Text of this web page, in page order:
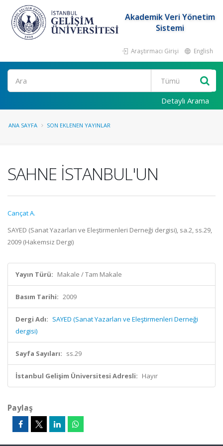
Akademik Veri Yönetim
Sistemi
Araştırmacı Girişi English
Ara
Detaylı Arama
ANA SAYFA SON EKLENEN YAYINLAR
SAHNE İSTANBUL'UN
Cançat A.
SAYED (Sanat Yazarları ve Eleştirmenleri Derneği dergisi), sa.2, ss.29,
2009 (Hakemsiz Dergi)
Yayın Türü: Makale / Tam Makale
Basım Tarihi: 2009
Dergi Adı: SAYED (Sanat Yazarları ve Eleştirmenleri Derneği
dergisi)
Sayfa Sayıları: ss.29
İstanbul Gelişim Üniversitesi Adresli: Hayır
Paylaş